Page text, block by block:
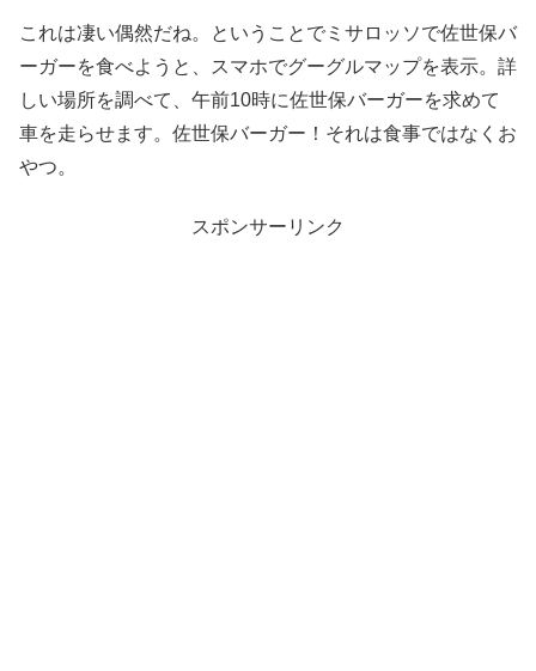
これは凄い偶然だね。ということでミサロッソで佐世保バ
ーガーを食べようと、スマホでグーグルマップを表示。詳
しい場所を調べて、午前10時に佐世保バーガーを求めて
車を走らせます。佐世保バーガー！それは食事ではなくお
やつ。
スポンサーリンク